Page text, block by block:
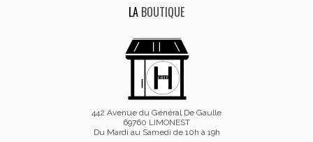
LA BOUTIQUE
442 Avenue du Général De Gaulle
69760 LIMONEST
Du Mardi au Samedi de 10h à 19h